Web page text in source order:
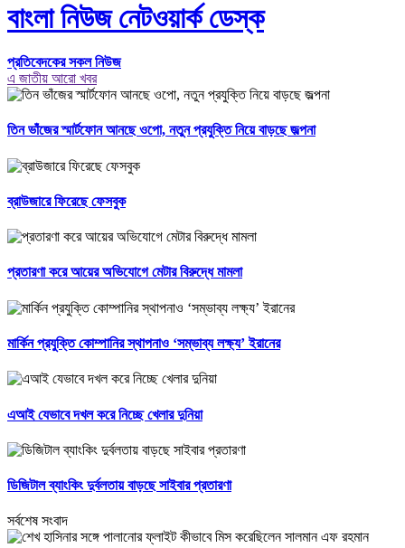
বাংলা নিউজ নেটওয়ার্ক ডেস্ক
প্রতিবেদকের সকল নিউজ
এ জাতীয় আরো খবর
তিন ভাঁজের স্মার্টফোন আনছে ওপো, নতুন প্রযুক্তি নিয়ে বাড়ছে জল্পনা
ব্রাউজারে ফিরেছে ফেসবুক
প্রতারণা করে আয়ের অভিযোগে মেটার বিরুদ্ধে মামলা
মার্কিন প্রযুক্তি কোম্পানির স্থাপনাও ‘সম্ভাব্য লক্ষ্য’ ইরানের
এআই যেভাবে দখল করে নিচ্ছে খেলার দুনিয়া
ডিজিটাল ব্যাংকিং দুর্বলতায় বাড়ছে সাইবার প্রতারণা
সর্বশেষ সংবাদ